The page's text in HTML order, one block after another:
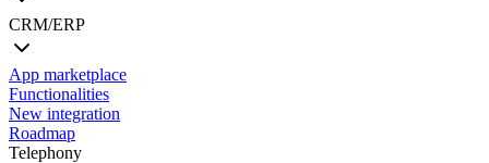
CRM/ERP
App marketplace
Functionalities
New integration
Roadmap
Telephony